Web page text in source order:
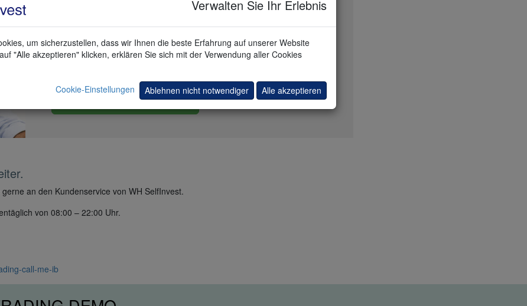
Äußerst niedrige Kommissionen.
Hohe Zinsen auf Geld.
Ich eröffne ein Konto
an den Kundenservice von WH SelfInvest.
von 08:00 – 22:00 Uhr.
call-me-ib
Verwalten Sie Ihr Erlebnis
um sicherzustellen, dass wir Ihnen die beste Erfahrung auf unserer Website
"Alle akzeptieren" klicken, erklären Sie sich mit der Verwendung aller Cookies
Cookie-Einstellungen
Ablehnen nicht notwendiger Alle akzeptieren